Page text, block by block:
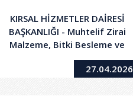
KIRSAL HİZMETLER DAİRESİ
BAŞKANLIĞI - Muhtelif Zirai
Malzeme, Bitki Besleme ve
Toprak Düzenleyici Ürünleri
Mal Alımı İşi27.04.2026